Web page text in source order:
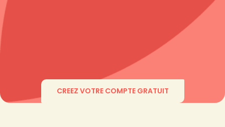
CREEZ VOTRE COMPTE GRATUIT